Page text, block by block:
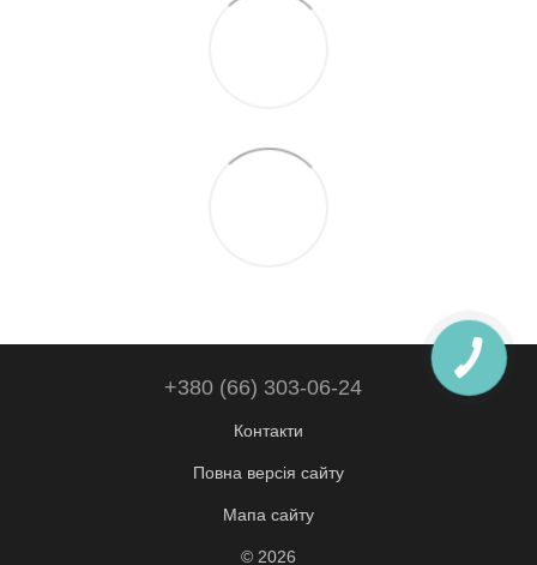
+380 (66) 303-06-24
Контакти
Повна версія сайту
Мапа сайту
© 2026